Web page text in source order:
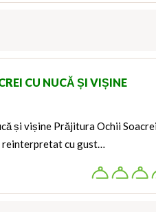
CU NUCĂ ȘI VIȘINE
și vișine Prăjitura Ochii
reinterpretat cu gust…